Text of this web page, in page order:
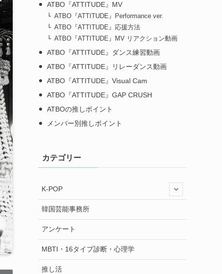
ATBO『ATTITUDE』MV
ATBO『ATTITUDE』Performance ver.
ATBO『ATTITUDE』応援方法
ATBO『ATTITUDE』MV リアクション動画
ATBO『ATTITUDE』ダンス練習動画
ATBO『ATTITUDE』リレーダンス動画
ATBO『ATTITUDE』Visual Cam
ATBO『ATTITUDE』GAP CRUSH
ATBOの推しポイント
メンバー別推しポイント
カテゴリー
K-POP
韓国芸能事務所
アンケート
MBTI・16タイプ診断・心理学
推し活